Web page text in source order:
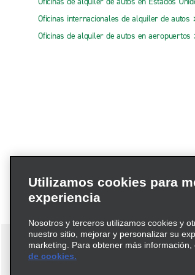
Oficinas internacionales de alquiler de autos
Oficinas de alquiler de autos en aeropuertos
Utilizamos cookies para
experiencia
Nosotros y terceros utilizamos cookies y
nuestro sitio, mejorar y personalizar su
marketing. Para obtener más información,
de cookies.